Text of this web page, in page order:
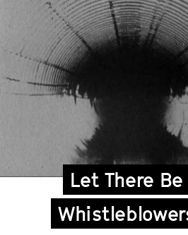
Let There Be